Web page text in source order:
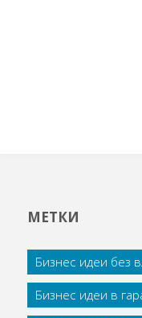
МЕТКИ
Бизнес идеи без
Бизнес идеи в